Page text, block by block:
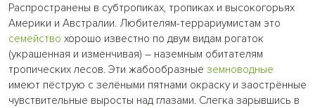
Распространены в субтропиках, тропиках и высокогорьях
Америки и Австралии. Любителям-террариумистам это
семейство хорошо известно по двум видам рогаток
(украшенная и изменчивая) – наземным обитателям
тропических лесов. Эти жабообразные земноводные
имеют пёструю с зелёными пятнами окраску и заострённые
чувствительные выросты над глазами. Слегка зарывшись в